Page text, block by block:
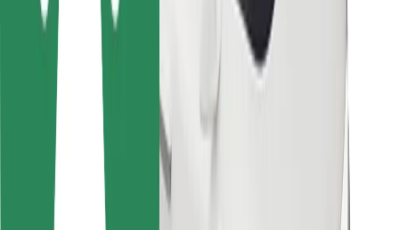
Pre kuriérov
Bolt Food
Pre reštaurácie
Bolt for Business
Iné
Partneri